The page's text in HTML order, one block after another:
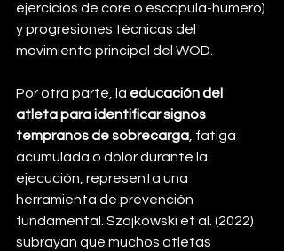
ejercicios de core o escápula-húmero)
y progresiones técnicas del
movimiento principal del WOD.
Por otra parte, la educación del
atleta para identificar signos
tempranos de sobrecarga , fatiga
acumulada o dolor durante la
ejecución, representa una
herramienta de prevención
fundamental. Szajkowski et al. (2022)
subrayan que muchos atletas